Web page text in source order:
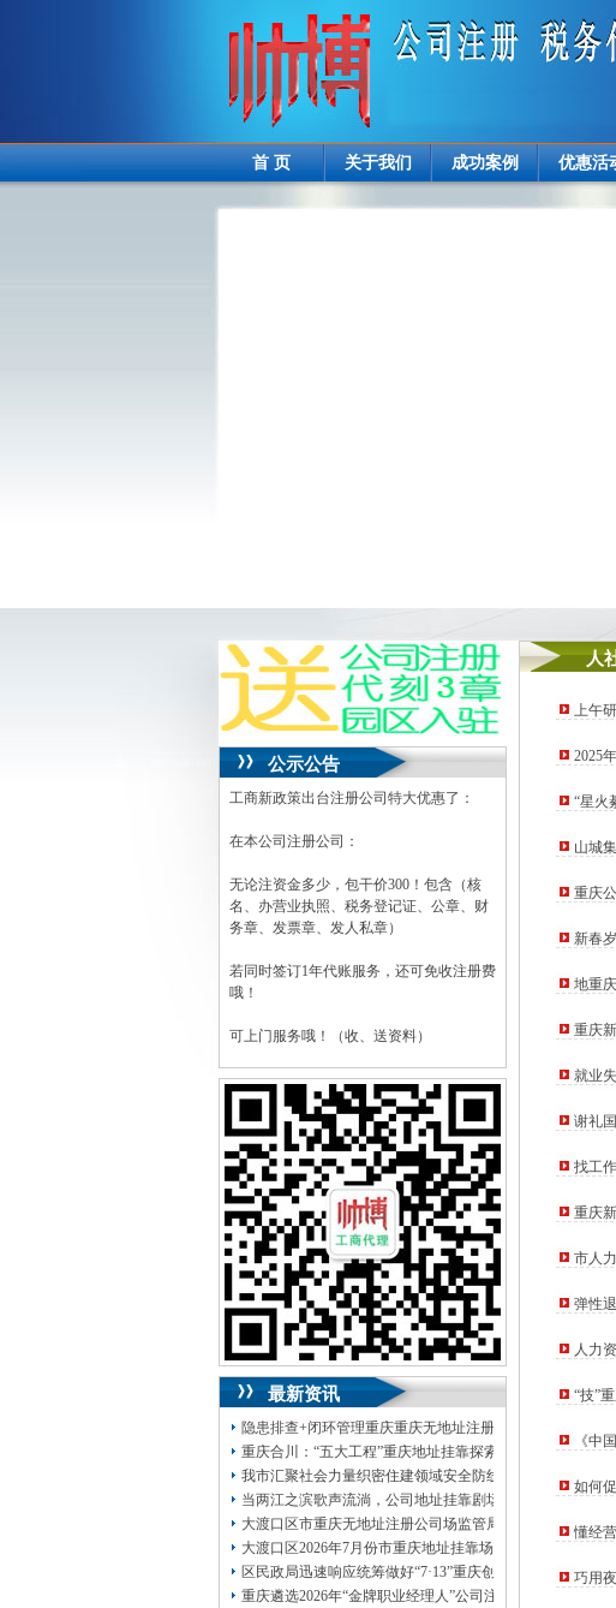
首 页 关于我们 成功案例 优惠活
公示公告
工商新政策出台注册公司特大优惠了：
在本公司注册公司：
无论注资金多少，包干价300！包含（核
名、办营业执照、税务登记证、公章、财
务章、发票章、发人私章）
若同时签订1年代账服务，还可免收注册费
哦！
可上门服务哦！（收、送资料）
可加急服务哦！（最快可1工作日）
可代理开银行账户！（我们有长期合作的
银行，可免银行年费用）
咨询热线：023-63653351/63653355、
13320337068、13368080804，一通电话，
优惠多多！
咨询QQ：1063653355、1163653355、
1263653355
023-63653351/63653355、送资料）可加急
无论注资金多少，公章、咨询
QQ：13368080804， （最快可1工作日）
可代理开银行账户！
包干价300！税务登记证、一通电话，
13320337068、还可免收注册费哦！
1263653355 重庆创业园工商新政策出台注
册公司特大优惠了：1163653355、
1063653355、（我们有长期合作的银行，
包含（核名、 财务章、
可上门服务哦！（收、可免银行年费用）
咨询热线：办营业执照、优惠多多！发票
章、
发人私章）若同时签订1年代账服务，在
最新资讯
隐患排查+闭环管理重庆重庆无地址注册公司全力筑牢3075
重庆合川：“五大工程”重庆地址挂靠探索特殊教育高质量
我市汇聚社会力量织密住建领域安全防线动员网格员、公
当两江之滨歌声流淌，公司地址挂靠剧场不再有围墙——
大渡口区市重庆无地址注册公司场监管局开展糕点烘焙店
大渡口区2026年7月份市重庆地址挂靠场价格监测分析
区民政局迅速响应统筹做好“7·13”重庆创业园火灾受灾群
重庆遴选2026年“金牌职业经理人”公司注册地址挂靠，入
人
上午
2025
“星火
山城
重庆
新春
地重
重庆
就业
谢礼
找工
重庆
市人
弹性
人力
“技”
《中
如何
懂经
巧用